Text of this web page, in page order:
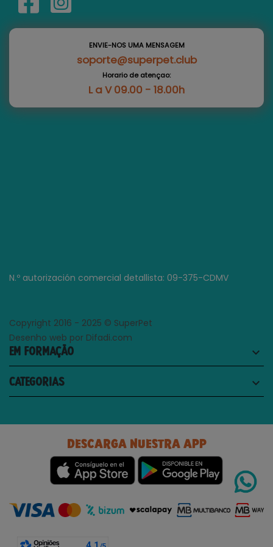
ENVIE-NOS UMA MENSAGEM
soporte@superpet.club
Horario de atençao:
L a V 09.00 - 18.00h
N.º autorización comercial detallista: 09-375-CDMV
Copyright 2016 - 2025 © SuperPet
Desenho web por Difadi.com
EM FORMAÇÃO keyboard_arrow_down
CATEGORIAS keyboard_arrow_down
DESCARGA NUESTRA APP